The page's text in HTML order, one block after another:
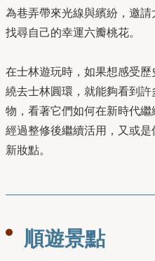
為巷弄帶來光線與繽紛，邀請
找尋自己的幸運六瓣桃花。
在士林遊玩時，如果想感受歷
繞去士林圓環，就能夠看到
物，看著它們如何在新時代
經過整修後繼續活用，又或
新妝點。
順遊景點